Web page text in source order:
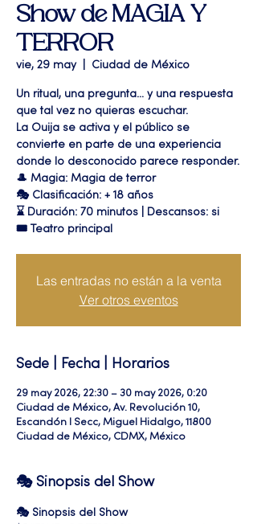
Show de MAGIA Y
TERROR
vie, 29 may
  |
Ciudad de México
Un ritual, una pregunta… y una respuesta
que tal vez no quieras escuchar.
La Ouija se activa y el público se
convierte en parte de una experiencia
donde lo desconocido parece responder.
🎩 Magia: Magia de terror
🎭 Clasificación: + 18 años
⌛ Duración: 70 minutos | Descansos: si
🎟 Teatro principal
Las entradas no están a la venta
Ver otros eventos
Sede | Fecha | Horarios
29 may 2026, 22:30 – 30 may 2026, 0:20
Ciudad de México, Av. Revolución 10,
Escandón I Secc, Miguel Hidalgo, 11800
Ciudad de México, CDMX, México
🎭 Sinopsis del Show
🎭 Sinopsis del Show